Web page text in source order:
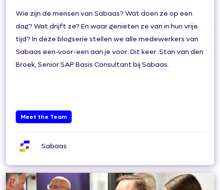
Wie zijn de mensen van Sabaas? Wat doen ze op een
dag? Wat drijft ze? En waar genieten ze van in hun vrije
tijd? In deze blogserie stellen we alle medewerkers van
Sabaas een-voor-een aan je voor. Dit keer: Stan van den
Broek, Senior SAP Basis Consultant bij Sabaas.
Meet the Team
Sabaas